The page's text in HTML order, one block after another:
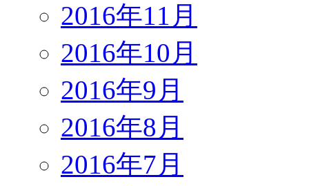
2016年11月
2016年10月
2016年9月
2016年8月
2016年7月